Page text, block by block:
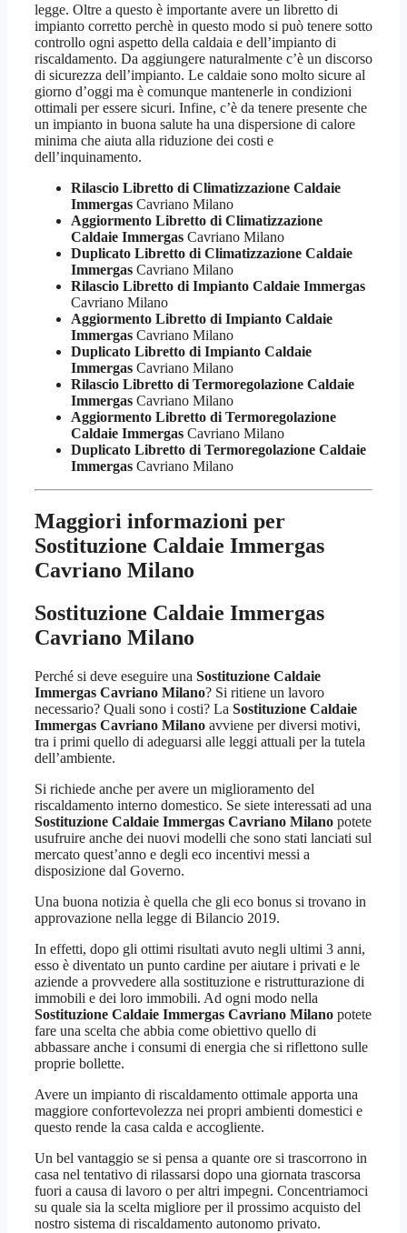
legge. Oltre a questo è importante avere un libretto di
impianto corretto perchè in questo modo si può tenere sotto
controllo ogni aspetto della caldaia e dell’impianto di
riscaldamento. Da aggiungere naturalmente c’è un discorso
di sicurezza dell’impianto. Le caldaie sono molto sicure al
giorno d’oggi ma è comunque mantenerle in condizioni
ottimali per essere sicuri. Infine, c’è da tenere presente che
un impianto in buona salute ha una dispersione di calore
minima che aiuta alla riduzione dei costi e
dell’inquinamento.
Rilascio Libretto di Climatizzazione Caldaie
Immergas Cavriano Milano
Aggiormento Libretto di Climatizzazione
Caldaie Immergas Cavriano Milano
Duplicato Libretto di Climatizzazione Caldaie
Immergas Cavriano Milano
Rilascio Libretto di Impianto Caldaie Immergas
Cavriano Milano
Aggiormento Libretto di Impianto Caldaie
Immergas Cavriano Milano
Duplicato Libretto di Impianto Caldaie
Immergas Cavriano Milano
Rilascio Libretto di Termoregolazione Caldaie
Immergas Cavriano Milano
Aggiormento Libretto di Termoregolazione
Caldaie Immergas Cavriano Milano
Duplicato Libretto di Termoregolazione Caldaie
Immergas Cavriano Milano
Maggiori informazioni per
Sostituzione Caldaie Immergas
Cavriano Milano
Sostituzione Caldaie Immergas
Cavriano Milano
Perché si deve eseguire una Sostituzione Caldaie
Immergas Cavriano Milano? Si ritiene un lavoro
necessario? Quali sono i costi? La Sostituzione Caldaie
Immergas Cavriano Milano avviene per diversi motivi,
tra i primi quello di adeguarsi alle leggi attuali per la tutela
dell’ambiente.
Si richiede anche per avere un miglioramento del
riscaldamento interno domestico. Se siete interessati ad una
Sostituzione Caldaie Immergas Cavriano Milano potete
usufruire anche dei nuovi modelli che sono stati lanciati sul
mercato quest’anno e degli eco incentivi messi a
disposizione dal Governo.
Una buona notizia è quella che gli eco bonus si trovano in
approvazione nella legge di Bilancio 2019.
In effetti, dopo gli ottimi risultati avuto negli ultimi 3 anni,
esso è diventato un punto cardine per aiutare i privati e le
aziende a provvedere alla sostituzione e ristrutturazione di
immobili e dei loro immobili. Ad ogni modo nella
Sostituzione Caldaie Immergas Cavriano Milano potete
fare una scelta che abbia come obiettivo quello di
abbassare anche i consumi di energia che si riflettono sulle
proprie bollette.
Avere un impianto di riscaldamento ottimale apporta una
maggiore confortevolezza nei propri ambienti domestici e
questo rende la casa calda e accogliente.
Un bel vantaggio se si pensa a quante ore si trascorrono in
casa nel tentativo di rilassarsi dopo una giornata trascorsa
fuori a causa di lavoro o per altri impegni. Concentriamoci
su quale sia la scelta migliore per il prossimo acquisto del
nostro sistema di riscaldamento autonomo privato.